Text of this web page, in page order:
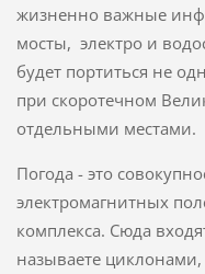
жизненно важные
мосты, электро и
будет портиться не
при скоротечном
отдельными местами.
Погода - это
электромагнитных
комплекса. Сюда
называете